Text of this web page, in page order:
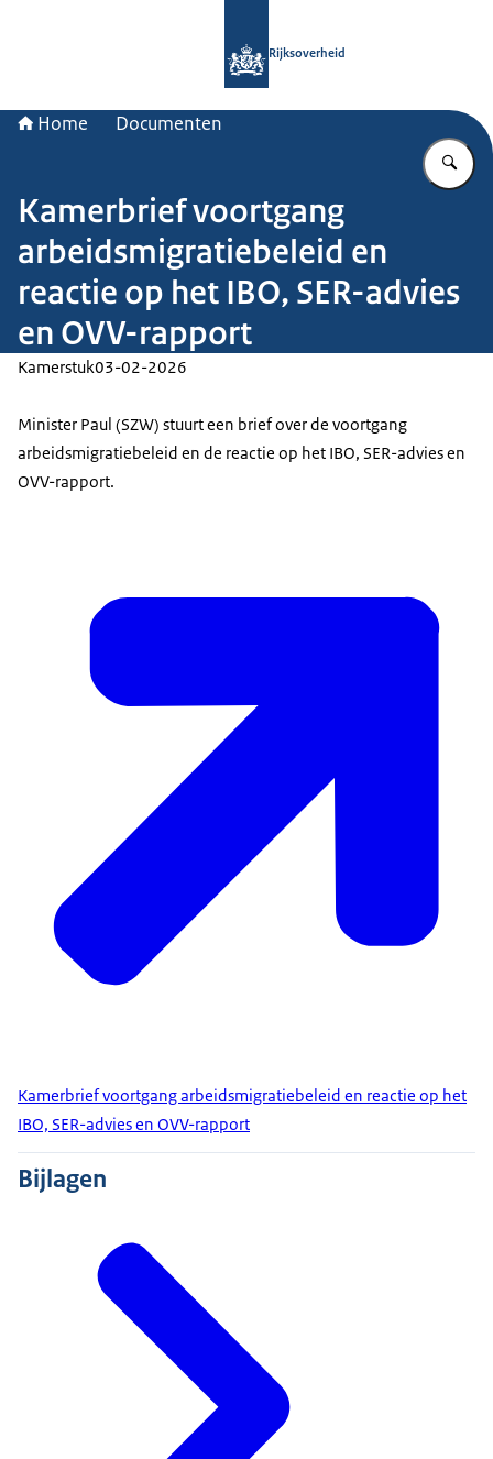
Rijksoverheid
Home Documenten
Kamerbrief voortgang
arbeidsmigratiebeleid en
reactie op het IBO, SER-advies
en OVV-rapport
Kamerstuk03-02-2026
Minister Paul (SZW) stuurt een brief over de voortgang
arbeidsmigratiebeleid en de reactie op het IBO, SER-advies en
OVV-rapport.
Kamerbrief voortgang arbeidsmigratiebeleid en reactie op het
IBO, SER-advies en OVV-rapport
Bijlagen